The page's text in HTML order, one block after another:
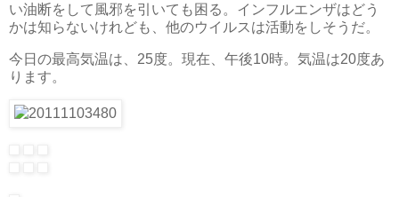
い油断をして風邪を引いても困る。インフルエンザはどう
かは知らないけれども、他のウイルスは活動をしそうだ。
今日の最高気温は、25度。現在、午後10時。気温は20度あ
ります。